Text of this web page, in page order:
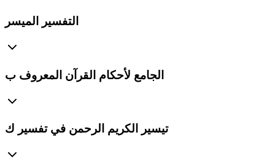
التفسير الميسر
الجامع لأحكام القرآن المعروف ب
تيسير الكريم الرحمن في تفسير ك